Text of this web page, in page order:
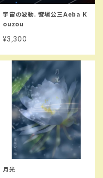
宇宙の波動. 饗場公三Aeba K
ouzou
¥3,300
月光